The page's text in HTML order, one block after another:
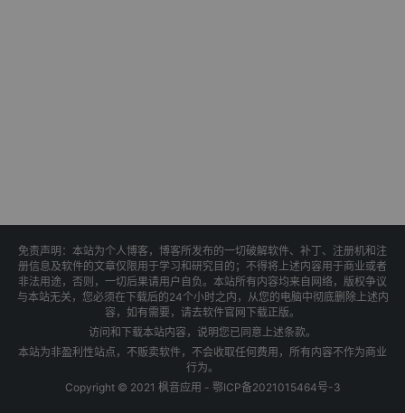
免责声明：本站为个人博客，博客所发布的一切破解软件、补丁、注册机和注
册信息及软件的文章仅限用于学习和研究目的；不得将上述内容用于商业或者
非法用途，否则，一切后果请用户自负。本站所有内容均来自网络，版权争议
与本站无关，您必须在下载后的24个小时之内，从您的电脑中彻底删除上述内
容，如有需要，请去软件官网下载正版。
访问和下载本站内容，说明您已同意上述条款。
本站为非盈利性站点，不贩卖软件，不会收取任何费用，所有内容不作为商业
行为。
Copyright © 2021 枫音应用 - 鄂ICP备2021015464号-3